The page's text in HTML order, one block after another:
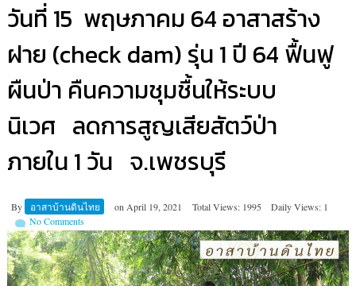
วันที่ 15 พฤษภาคม 64 อาสาสร้าง
ฝาย (check dam) รุ่น 1 ปี 64 ฟื้นฟู
ผืนป่า คืนความชุมชื้นให้ระบบ
นิเวศ ลดการสูญเสียสัตว์ป่า
ภายใน 1 วัน จ.เพชรบุรี
By อาสาบ้านดินไทย on April 19, 2021 Total Views: 1995
Daily Views: 1
No Comments